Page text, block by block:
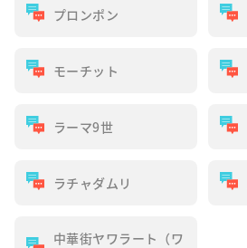
プロンポン
モーチット
ラーマ9世
ラチャダムリ
中華街ヤワラート（ワ